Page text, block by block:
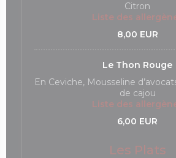
Citron
Liste des
8,00 EUR
Le Thon Rouge
En Ceviche, Mousseline
de cajou
Liste des
6,00 EUR
Les Plats